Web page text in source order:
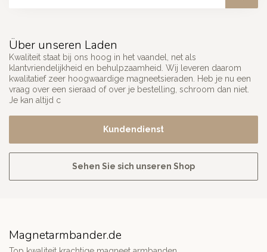
Über unseren Laden
Kwaliteit staat bij ons hoog in het vaandel, net als
klantvriendelijkheid en behulpzaamheid. Wij leveren daarom
kwalitatief zeer hoogwaardige magneetsieraden. Heb je nu een
vraag over een sieraad of over je bestelling, schroom dan niet.
Je kan altijd c
Kundendienst
Sehen Sie sich unseren Shop
Magnetarmbander.de